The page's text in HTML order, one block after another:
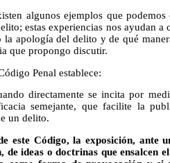
algunos ejemplos que
estas experiencias nos ayudan a
apología del delito y de qué
que propongo discutir.
Penal establece:
directamente se incita por
semejante, que facilite la
un delito.
este Código, la exposición, ante
de ideas o doctrinas que ensalcen